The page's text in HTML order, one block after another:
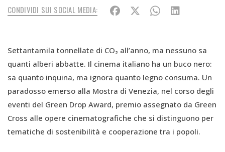
CONDIVIDI SUI SOCIAL MEDIA:
Settantamila tonnellate di CO₂ all’anno, ma nessuno sa
quanti alberi abbatte. Il cinema italiano ha un buco nero:
sa quanto inquina, ma ignora quanto legno consuma. Un
paradosso emerso alla Mostra di Venezia, nel corso degli
eventi del Green Drop Award, premio assegnato da Green
Cross alle opere cinematografiche che si distinguono per
tematiche di sostenibilità e cooperazione tra i popoli.